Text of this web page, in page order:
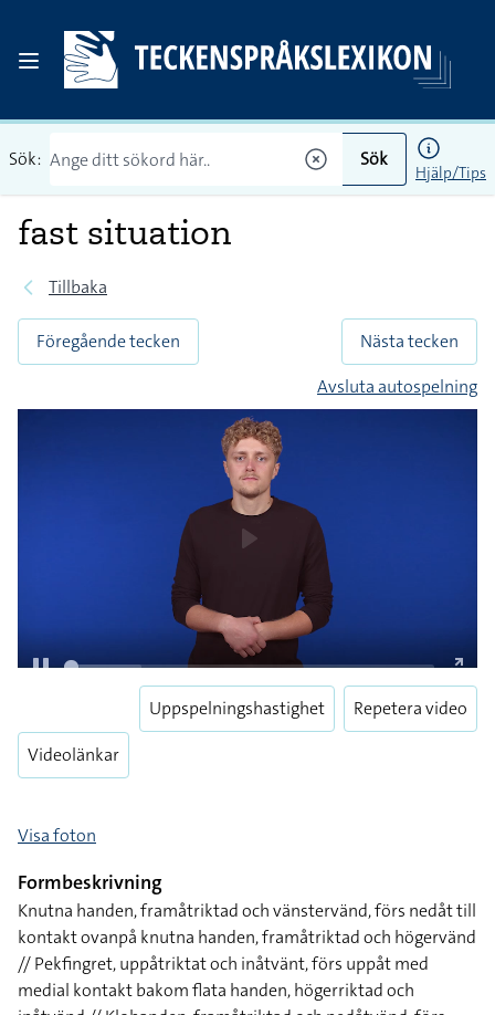
Sök: Sök
Hjälp/Tips
fast situation
Tillbaka
Föregående tecken
Nästa tecken
Avsluta autospelning
Pause
Enter
Videolänkar
Uppspelningshastighet Repetera video
Visa foton
Formbeskrivning
Knutna handen, framåtriktad och vänstervänd, förs nedåt till
kontakt ovanpå knutna handen, framåtriktad och högervänd
// Pekfingret, uppåtriktat och inåtvänt, förs uppåt med
medial kontakt bakom flata handen, högerriktad och